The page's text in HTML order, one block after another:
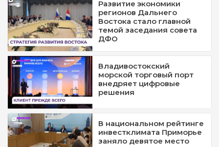
Развитие экономики
регионов Дальнего
Востока стало главной
темой заседания совета
ДФО
Владивостокский
морской торговый порт
внедряет цифровые
решения
В национальном рейтинге
инвестклимата Приморье
заняло девятое место